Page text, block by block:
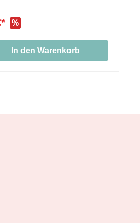
%
In den Warenkorb